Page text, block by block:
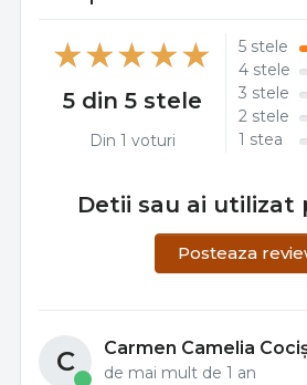
5 din 5 stele
Din 1 voturi
5 stele
4 stele
3 stele
2 stele
1 stea
Detii sau ai utilizat
Posteaza
C Carmen Camelia
de mai mult de 1 an